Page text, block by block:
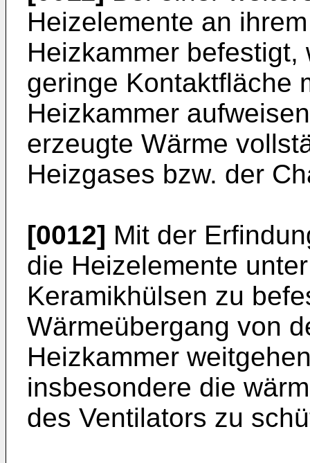
Heizelemente an
Heizkammer
geringe Kontaktfläche
Heizkammer
erzeugte Wärme
Heizgases bzw. der
[0012] Mit der
die Heizelemente
Keramikhülsen zu
Wärmeübergang von
Heizkammer
insbesondere die
des Ventilators zu